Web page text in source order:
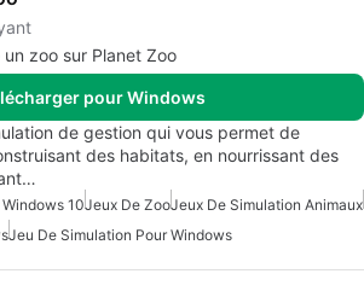
un zoo sur Planet Zoo
pour Windows
de gestion qui vous permet de
des habitats, en nourrissant des
10Jeux De ZooJeux De Simulation Animaux
Jeu De Simulation Pour Windows